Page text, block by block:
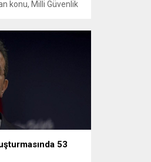
konu, Milli Güvenlik
ve bölgesel
2 saat 15 dakika
metninde; terörle
53